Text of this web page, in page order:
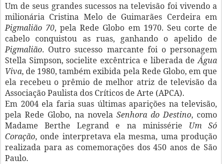
Um de seus grandes sucessos na televisão foi vivendo a
milionária Cristina Melo de Guimarães Cerdeira em
Pigmalião 70, pela Rede Globo em 1970. Seu corte de
cabelo conquistou as ruas, ganhando o apelido de
Pigmalião. Outro sucesso marcante foi o personagem
Stella Simpson, socielite excêntrica e liberada deÁgua
Viva, de 1980, também exibida pela Rede Globo, em que
ela recebeu o prêmio de melhor atriz de televisão da
Associação Paulista dos Críticos de Arte (APCA).
Em 2004 ela faria suas últimas aparições na televisão,
pela Rede Globo, na novela Senhora do Destino, como
Madame Berthe Legrand e na minissérie Um Só
Coração, onde interpretava ela mesma, uma produção
realizada para as comemorações dos 450 anos de São
Paulo.